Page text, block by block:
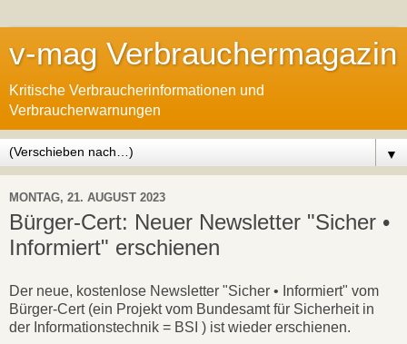
v-mag Verbrauchermagazin
Kritische Verbraucherinformationen und
Verbraucherwarnungen
▼
MONTAG, 21. AUGUST 2023
Bürger-Cert: Neuer Newsletter "Sicher •
Informiert" erschienen
Der neue, kostenlose Newsletter "Sicher • Informiert" vom
Bürger-Cert (ein Projekt vom Bundesamt für Sicherheit in
der Informationstechnik = BSI ) ist wieder erschienen.